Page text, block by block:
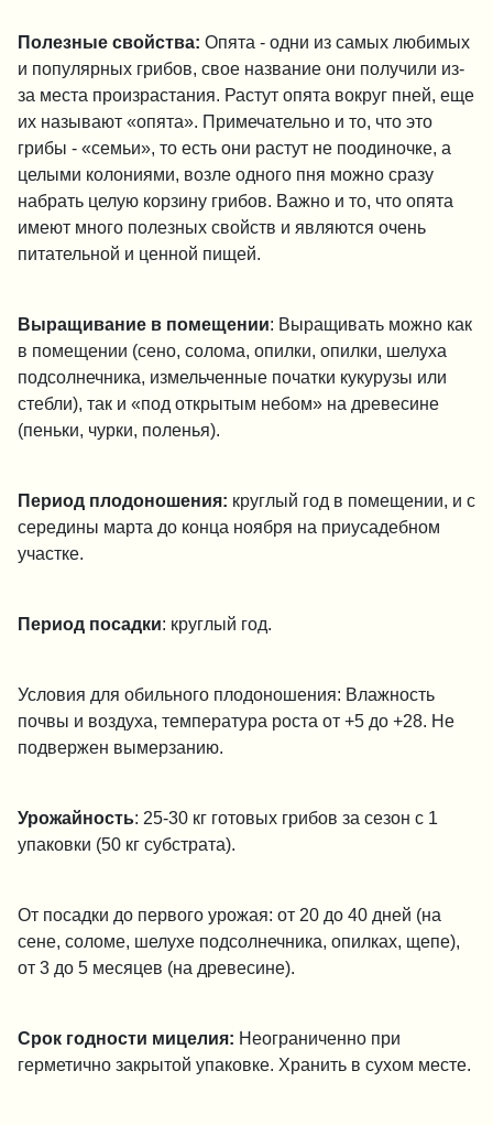
Полезные свойства: Опята - одни из самых любимых
и популярных грибов, свое название они получили из-
за места произрастания. Растут опята вокруг пней, еще
их называют «опята». Примечательно и то, что это
грибы - «семьи», то есть они растут не поодиночке, а
целыми колониями, возле одного пня можно сразу
набрать целую корзину грибов. Важно и то, что опята
имеют много полезных свойств и являются очень
питательной и ценной пищей.
Выращивание в помещении: Выращивать можно как
в помещении (сено, солома, опилки, опилки, шелуха
подсолнечника, измельченные початки кукурузы или
стебли), так и «под открытым небом» на древесине
(пеньки, чурки, поленья).
Период плодоношения: круглый год в помещении, и с
середины марта до конца ноября на приусадебном
участке.
Период посадки: круглый год.
Условия для обильного плодоношения: Влажность
почвы и воздуха, температура роста от +5 до +28. Не
подвержен вымерзанию.
Урожайность: 25-30 кг готовых грибов за сезон с 1
упаковки (50 кг субстрата).
От посадки до первого урожая: от 20 до 40 дней (на
сене, соломе, шелухе подсолнечника, опилках, щепе),
от 3 до 5 месяцев (на древесине).
Срок годности мицелия: Неограниченно при
герметично закрытой упаковке. Хранить в сухом месте.